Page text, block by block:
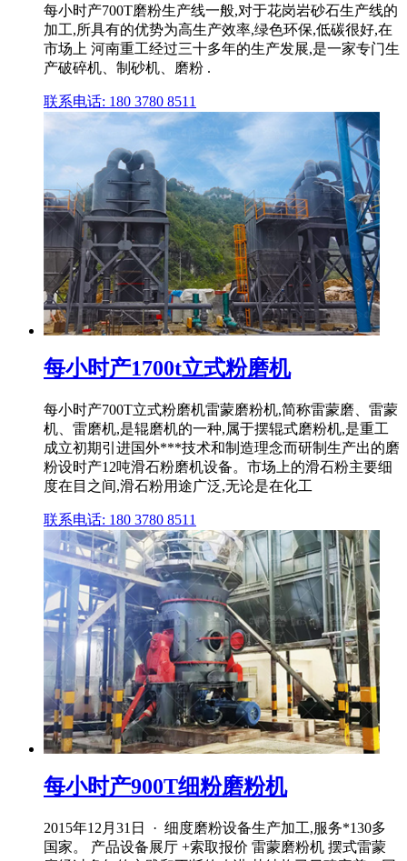
每小时产700T磨粉生产线一般,对于花岗岩砂石生产线的
加工,所具有的优势为高生产效率,绿色环保,低碳很好,在
市场上 河南重工经过三十多年的生产发展,是一家专门生
产破碎机、制砂机、磨粉 .
联系电话: 180 3780 8511
每小时产1700t立式粉磨机
每小时产700T立式粉磨机雷蒙磨粉机,简称雷蒙磨、雷蒙
机、雷磨机,是辊磨机的一种,属于摆辊式磨粉机,是重工
成立初期引进国外***技术和制造理念而研制生产出的磨
粉设时产12吨滑石粉磨机设备。市场上的滑石粉主要细
度在目之间,滑石粉用途广泛,无论是在化工
联系电话: 180 3780 8511
每小时产900T细粉磨粉机
2015年12月31日 · 细度磨粉设备生产加工,服务*130多
国家。 产品设备展厅 +索取报价 雷蒙磨粉机 摆式雷蒙